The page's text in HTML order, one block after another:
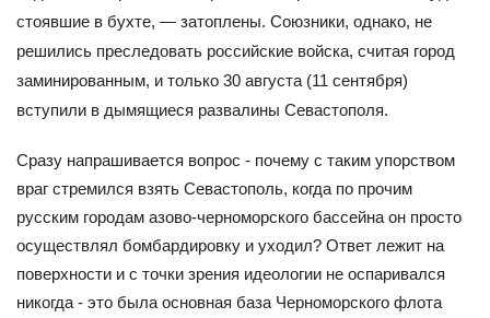
стоявшие в бухте, — затоплены. Союзники, однако, не
решились преследовать российские войска, считая город
заминированным, и только 30 августа (11 сентября)
вступили в дымящиеся развалины Севастополя.
Сразу напрашивается вопрос - почему с таким упорством
враг стремился взять Севастополь, когда по прочим
русским городам азово-черноморского бассейна он просто
осуществлял бомбардировку и уходил? Ответ лежит на
поверхности и с точки зрения идеологии не оспаривался
никогда - это была основная база Черноморского флота